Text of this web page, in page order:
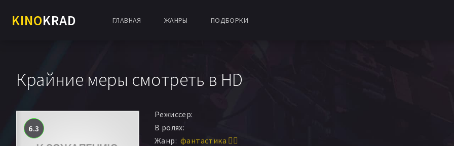
KINOKRAD ГЛАВНАЯ ЖАНРЫ ПОДБОРКИ
Крайние меры смотреть в HD
6.3
Режиссер:
В ролях:
Жанр: фантастика 🧙‍♀️